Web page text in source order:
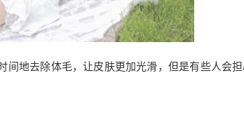
间地去除体毛，让皮肤更加光滑，但是有些人会